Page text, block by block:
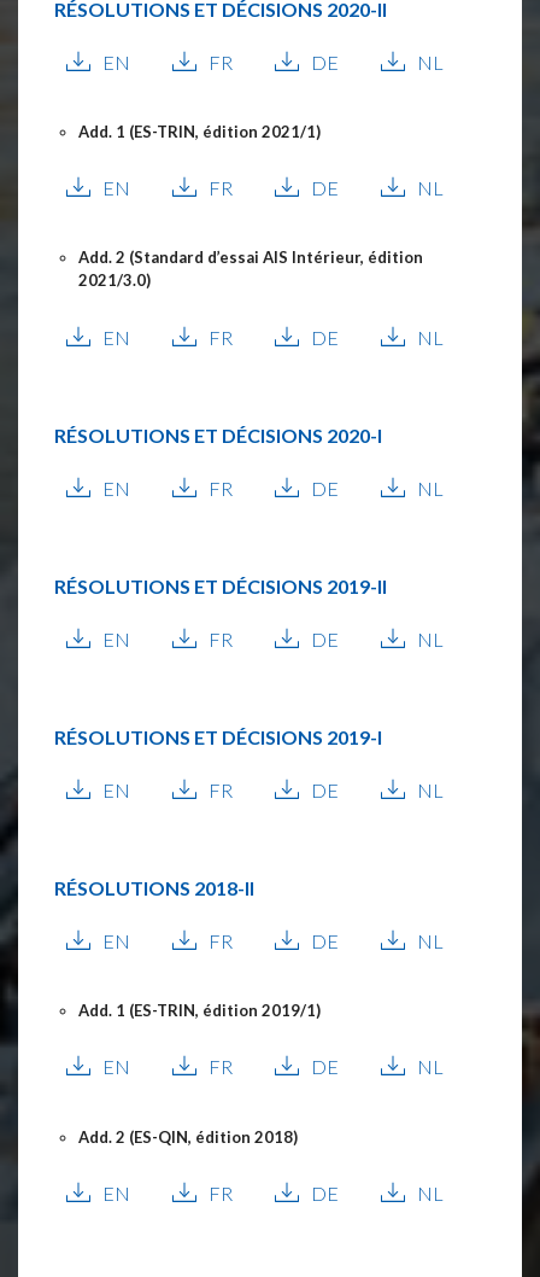
RÉSOLUTIONS ET DÉCISIONS 2020-II
EN FR DE NL
Add. 1 (ES-TRIN, édition 2021/1)
EN FR DE NL
Add. 2 (Standard d’essai AIS Intérieur, édition
2021/3.0)
EN FR DE NL
RÉSOLUTIONS ET DÉCISIONS 2020-I
EN FR DE NL
RÉSOLUTIONS ET DÉCISIONS 2019-II
EN FR DE NL
RÉSOLUTIONS ET DÉCISIONS 2019-I
EN FR DE NL
RÉSOLUTIONS 2018-II
EN FR DE NL
Add. 1 (ES-TRIN, édition 2019/1)
EN FR DE NL
Add. 2 (ES-QIN, édition 2018)
EN FR DE NL